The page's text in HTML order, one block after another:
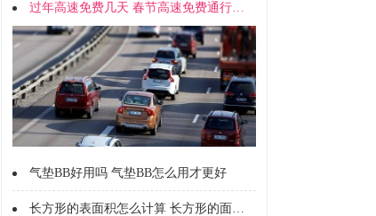
过年高速免费几天 春节高速免费通行时间
气垫BB好用吗 气垫BB怎么用才更好
长方形的表面积怎么计算 长方形的面积怎么计算的